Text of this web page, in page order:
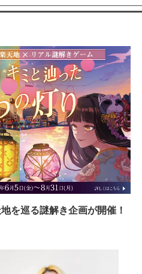
を巡る謎解き企画が開催！